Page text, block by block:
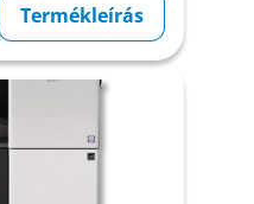
Termékleírás